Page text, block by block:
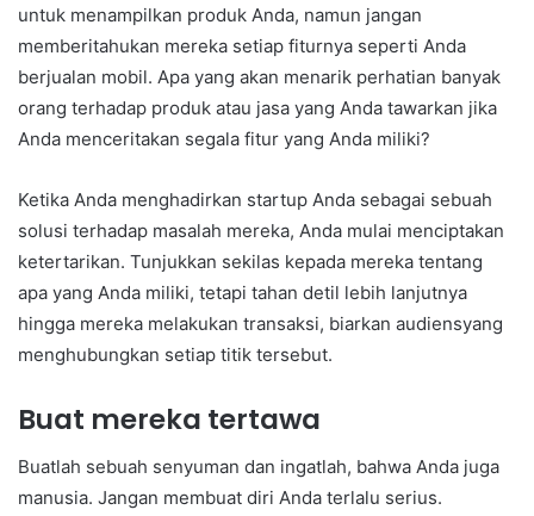
untuk menampilkan produk Anda, namun jangan
memberitahukan mereka setiap fiturnya seperti Anda
berjualan mobil. Apa yang akan menarik perhatian banyak
orang terhadap produk atau jasa yang Anda tawarkan jika
Anda menceritakan segala fitur yang Anda miliki?
Ketika Anda menghadirkan startup Anda sebagai sebuah
solusi terhadap masalah mereka, Anda mulai menciptakan
ketertarikan. Tunjukkan sekilas kepada mereka tentang
apa yang Anda miliki, tetapi tahan detil lebih lanjutnya
hingga mereka melakukan transaksi, biarkan audiensyang
menghubungkan setiap titik tersebut.
Buat mereka tertawa
Buatlah sebuah senyuman dan ingatlah, bahwa Anda juga
manusia. Jangan membuat diri Anda terlalu serius.